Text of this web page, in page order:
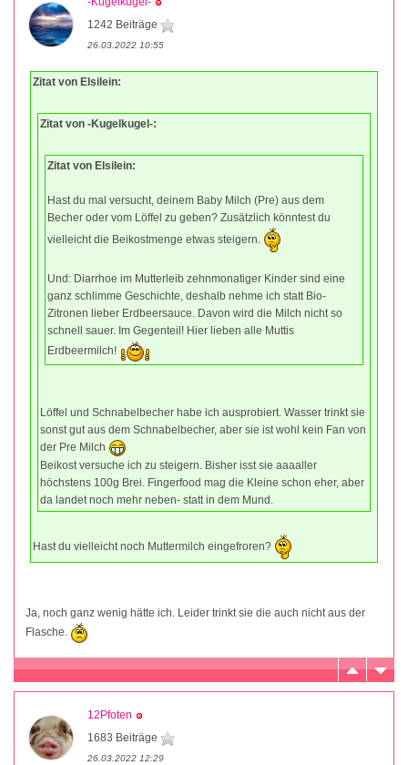
1242 Beiträge
26.03.2022 10:55
Zitat von Elsilein:
Zitat von -Kugelkugel-:
Zitat von Elsilein:
Hast du mal versucht, deinem Baby Milch (Pre) aus dem
Becher oder vom Löffel zu geben? Zusätzlich könntest du
vielleicht die Beikostmenge etwas steigern.
Und: Diarrhoe im Mutterleib zehnmonatiger Kinder sind eine
ganz schlimme Geschichte, deshalb nehme ich statt Bio-
Zitronen lieber Erdbeersauce. Davon wird die Milch nicht so
schnell sauer. Im Gegenteil! Hier lieben alle Muttis
Erdbeermilch!
Löffel und Schnabelbecher habe ich ausprobiert. Wasser trinkt sie
sonst gut aus dem Schnabelbecher, aber sie ist wohl kein Fan von
der Pre Milch
Beikost versuche ich zu steigern. Bisher isst sie aaaaller
höchstens 100g Brei. Fingerfood mag die Kleine schon eher, aber
da landet noch mehr neben- statt in dem Mund.
Hast du vielleicht noch Muttermilch eingefroren?
Ja, noch ganz wenig hätte ich. Leider trinkt sie die auch nicht aus der
Flasche.
12Pfoten
1683 Beiträge
26.03.2022 12:29